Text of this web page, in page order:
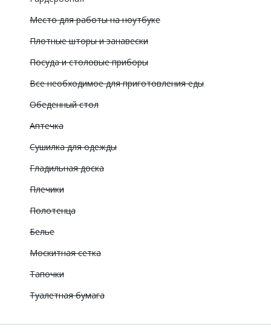
Место для работы на ноутбуке
Плотные шторы и занавески
Посуда и столовые приборы
Все необходимое для приготовления еды
Обеденный стол
Аптечка
Сушилка для одежды
Гладильная доска
Плечики
Полотенца
Белье
Москитная сетка
Тапочки
Туалетная бумага